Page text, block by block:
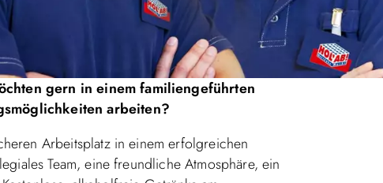
gern in einem familiengeführten
arbeiten?
Arbeitsplatz in einem erfolgreichen
Team, eine freundliche Atmosphäre, ein